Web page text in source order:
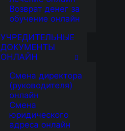
Возврат денег за
обучение онлайн
УЧРЕДИТЕЛЬНЫЕ
ДОКУМЕНТЫ
ОНЛАЙН
Смена директора
(руководителя)
онлайн
Смена
юридического
адреса онлайн